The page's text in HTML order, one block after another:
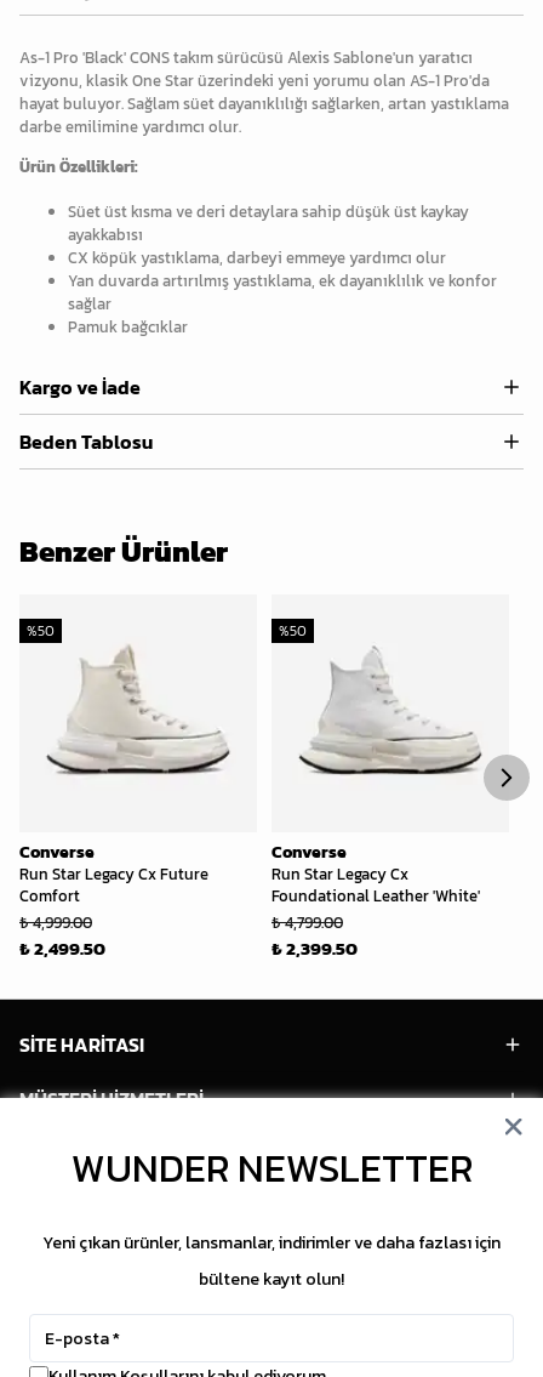
As-1 Pro 'Black' CONS takım sürücüsü Alexis Sablone'un yaratıcı
vizyonu, klasik One Star üzerindeki yeni yorumu olan AS-1 Pro'da
hayat buluyor. Sağlam süet dayanıklılığı sağlarken, artan yastıklama
darbe emilimine yardımcı olur.
Ürün Özellikleri:
Süet üst kısma ve deri detaylara sahip düşük üst kaykay
ayakkabısı
CX köpük yastıklama, darbeyi emmeye yardımcı olur
Yan duvarda artırılmış yastıklama, ek dayanıklılık ve konfor
sağlar
Pamuk bağcıklar
Kargo ve İade
Beden Tablosu
Benzer Ürünler
Converse
Run Star Legacy Cx Future
Comfort
%50
₺ 4,999.00
₺ 2,499.50
Converse
Run Star Legacy Cx
Foundational Leather 'White'
%50
₺ 4,799.00
₺ 2,399.50
SİTE HARİTASI
MÜŞTERİ HİZMETLERİ
HESABIM
SOSYAL MEDYA
WUNDER NEWSLETTER
Yeni çıkan ürünler, lansmanlar, indirimler ve daha fazlası için
bültene kayıt olun!